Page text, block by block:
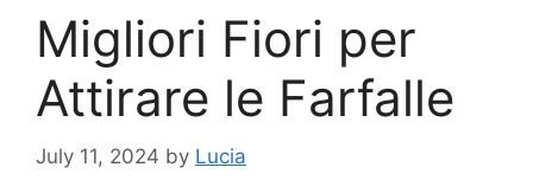
Migliori Fiori per
Attirare le Farfalle
July 11, 2024 by Lucia